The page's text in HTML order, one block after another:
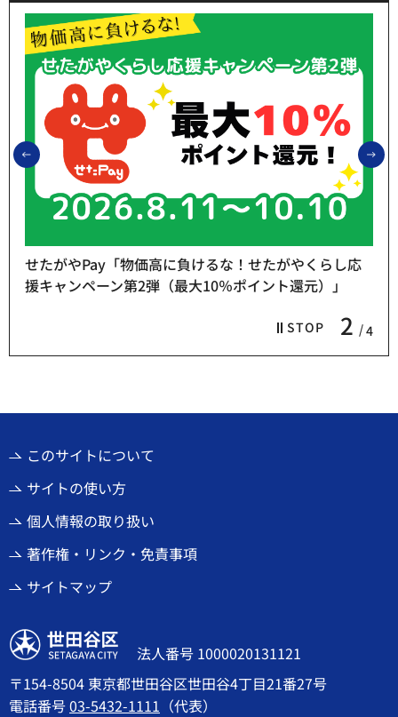
前のスライドを表示
STOP 2 4
せたがやPay「物価高に負けるな！せたがやくらし応
援キャンペーン第2弾（最大10％ポイント還元）」
このサイトについて
サイトの使い方
個人情報の取り扱い
著作権・リンク・免責事項
サイトマップ
世田谷区
法人番号 1000020131121
〒154-8504 東京都世田谷区世田谷4丁目21番27号
電話番号03-5432-1111 （代表）